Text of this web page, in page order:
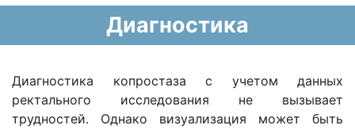
Диагностика
Диагностика копростаза с учетом данных
ректального исследования не вызывает
трудностей. Однако визуализация может быть